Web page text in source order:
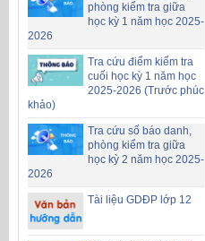
phòng kiểm tra giữa
học kỳ 1 năm học 2025-
2026
Tra cứu điểm kiểm tra
cuối học kỳ 1 năm học
2025-2026 (Trước phúc
khảo)
Tra cứu số báo danh,
phòng kiểm tra giữa
học kỳ 2 năm học 2025-
2026
Tài liệu GDĐP lớp 12